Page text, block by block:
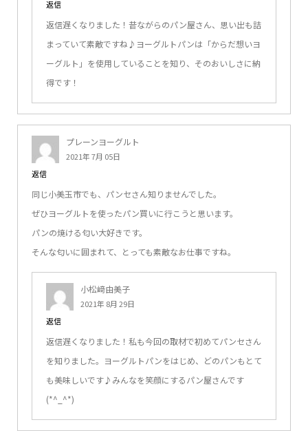
返信
返信遅くなりました！昔ながらのパン屋さん、思い出も詰
まっていて素敵ですね♪ヨーグルトパンは「からだ想いヨ
ーグルト」を使用していることを知り、そのおいしさに納
得です！
プレーンヨーグルト
2021年 7月 05日
返信
同じ小美玉市でも、パンセさん知りませんでした。
ぜひヨーグルトを使ったパン買いに行こうと思います。
パンの焼ける匂い大好きです。
そんな匂いに囲まれて、とっても素敵なお仕事ですね。
小松﨑由美子
2021年 8月 29日
返信
返信遅くなりました！私も今回の取材で初めてパンセさん
を知りました。ヨーグルトパンをはじめ、どのパンもとて
も美味しいです♪みんなを笑顔にするパン屋さんです
(*^_^*)